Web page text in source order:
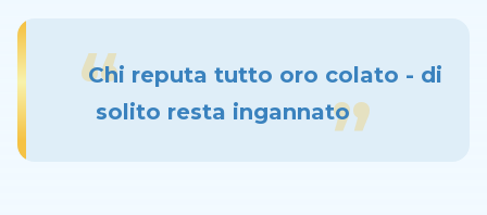
Chi reputa tutto oro colato - di
solito resta ingannato